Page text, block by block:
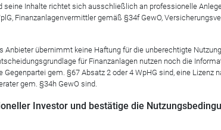
von e-fundresearch.com
akkreditiert:
der Weiterbildung des Versicherungsmaklers (Version:
der Weiterbildung des Versicherungsagenten (Version:
- Recht der Wertpapiervermittlung und Wertpapiere" der
seine Inhalte richtet sich ausschließlich an professionelle
Finanzanlagenvermittler gemäß §34f GewO,
Anbieter übernimmt keine Haftung für die unberechtigte
für Finanzanlagen nutzen noch die
Gegenpartei gem. §67 Absatz 2 oder 4 WpHG sind, eine
gem. §34h GewO sind.
Investor und bestätige die